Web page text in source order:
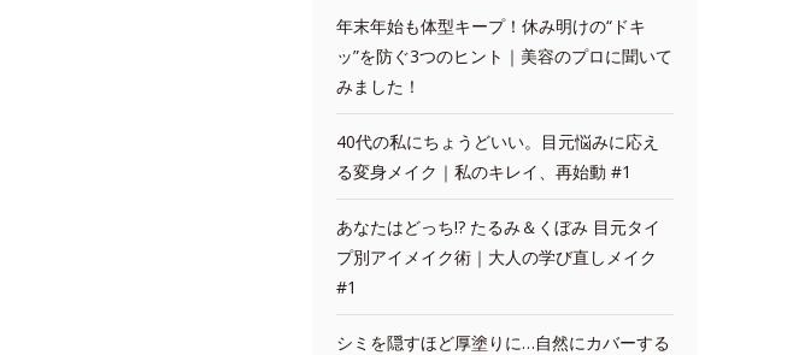
年末年始も体型キープ！休み明けの“ドキ
ッ”を防ぐ3つのヒント｜美容のプロに聞いて
みました！
40代の私にちょうどいい。目元悩みに応え
る変身メイク｜私のキレイ、再始動 #1
あなたはどっち!? たるみ＆くぼみ 目元タイ
プ別アイメイク術｜大人の学び直しメイク
#1
シミを隠すほど厚塗りに…自然にカバーする